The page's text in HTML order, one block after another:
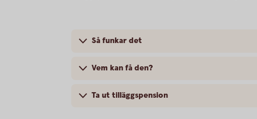
Så funkar det
Vem kan få den?
Ta ut tilläggspension